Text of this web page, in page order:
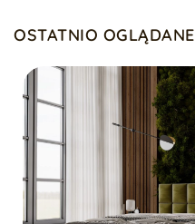
OSTATNIO OGLĄDANE